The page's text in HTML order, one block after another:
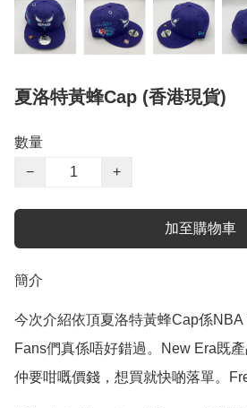
夏洛特黃蜂Cap (香港現貨)
數量
−
+
加至購物車
簡介
今次介紹依頂夏洛特黃蜂Cap係NBA
Fans們真係唔好錯過。New Era既產
仲要咁嘅價錢，想買就快啲落單。